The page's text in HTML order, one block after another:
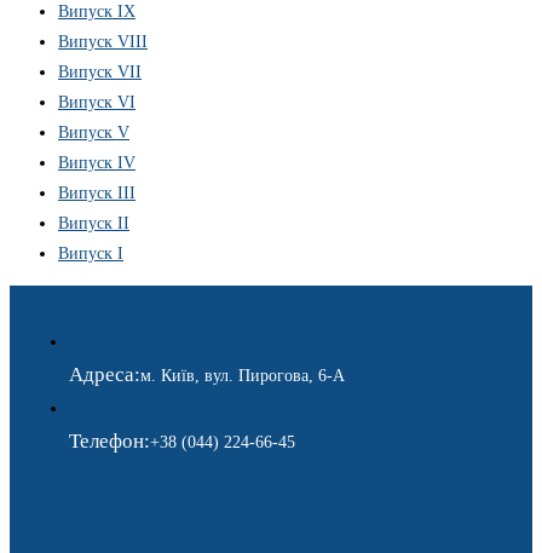
Випуск IX
Випуск VIII
Випуск VII
Випуск VI
Випуск V
Випуск IV
Випуск III
Випуск II
Випуск I
Адреса:м. Київ, вул. Пирогова, 6-А
Телефон:+38 (044) 224-66-45